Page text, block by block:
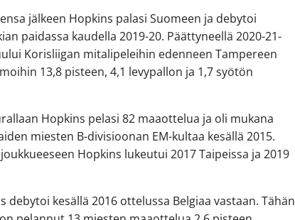
jälkeen Hopkins palasi Suomeen ja debytoi
paidassa kaudella 2019-20. Päättyneellä 2020-21-
Korisliigan mitalipeleihin edenneen Tampereen
13,8 pisteen, 4,1 levypallon ja 1,7 syötön
Hopkins pelasi 82 maaottelua ja oli mukana
miesten B-divisioonan EM-kultaa kesällä 2015.
Hopkins lukeutui 2017 Taipeissa ja 2019
debytoi kesällä 2016 ottelussa Belgiaa vastaan. Tähän